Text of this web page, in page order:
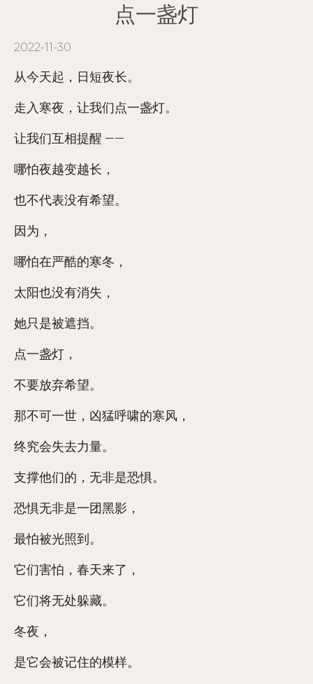
点一盏灯
2022-11-30
从今天起，日短夜长。
走入寒夜，让我们点一盏灯。
让我们互相提醒 ——
哪怕夜越变越长，
也不代表没有希望。
因为，
哪怕在严酷的寒冬，
太阳也没有消失，
她只是被遮挡。
点一盏灯，
不要放弃希望。
那不可一世，凶猛呼啸的寒风，
终究会失去力量。
支撑他们的，无非是恐惧。
恐惧无非是一团黑影，
最怕被光照到。
它们害怕，春天来了，
它们将无处躲藏。
冬夜，
是它会被记住的模样。